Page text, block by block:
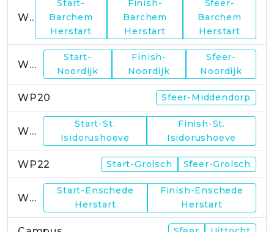
WP17
Start-
Barchem
Herstart
Finish-
Barchem
Herstart
Sfeer-
Barchem
Herstart
WP19
Start-
Noordijk
Finish-
Noordijk
Sfeer-
Noordijk
WP20 Sfeer-Middendorp
WP21
Start-St.
Isidorushoeve
Finish-St.
Isidorushoeve
WP22 Start-Grolsch Sfeer-Grolsch
WP23
Start-Enschede
Herstart
Finish-Enschede
Herstart